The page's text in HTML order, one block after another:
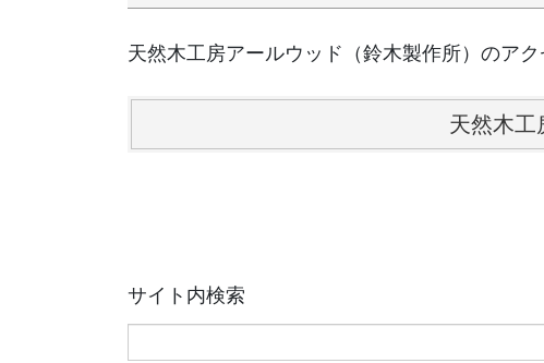
天然木工房アールウッド（鈴木製作所）のア
天然木工
サイト内検索